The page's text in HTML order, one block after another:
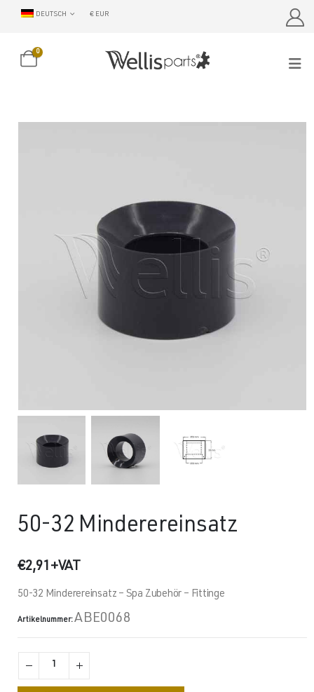
DEUTSCH € EUR
0
50-32 Minderereinsatz
€2,91 +VAT
50-32 Minderereinsatz – Spa Zubehör – Fittinge
Artikelnummer:ABE0068